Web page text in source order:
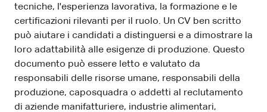
tecniche, l'esperienza lavorativa, la formazione e le
certificazioni rilevanti per il ruolo. Un CV ben scritto
può aiutare i candidati a distinguersi e a dimostrare la
loro adattabilità alle esigenze di produzione. Questo
documento può essere letto e valutato da
responsabili delle risorse umane, responsabili della
produzione, caposquadra o addetti al reclutamento
di aziende manifatturiere, industrie alimentari,